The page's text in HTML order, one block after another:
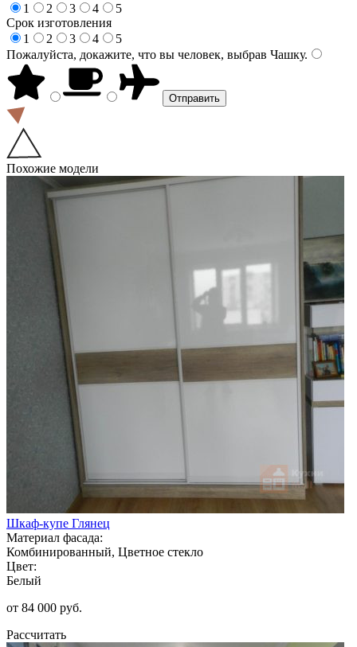
1
2 3 4
5
Срок изготовления
1
2 3 4
5
Пожалуйста, докажите, что вы человек, выбрав Чашку.
Похожие модели
Шкаф-купе Глянец
Материал фасада:
Комбинированный, Цветное стекло
Цвет:
Белый
от 84 000 руб.
Рассчитать